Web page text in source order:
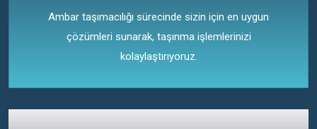
Ambar taşımacılığı sürecinde sizin için en uygun
çözümleri sunarak, taşınma işlemlerinizi
kolaylaştırıyoruz.